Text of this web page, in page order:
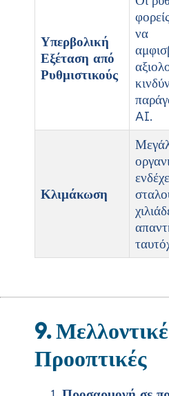
Υπερβολική
Εξέταση από
Ρυθμιστικούς
να
AI.
Κλιμάκωση
9.
Προοπτικές